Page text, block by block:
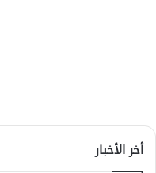
أخر الأخبار